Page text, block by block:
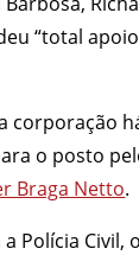
“total
corporação
o posto
Braga Netto.
Polícia Civil,